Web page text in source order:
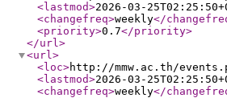
<lastmod>2026-03-
<changefreq>weekly</
<priority>0.7</priority>
</url>
<url>
<loc>http://mmw.ac.th/
<lastmod>2026-03-
<changefreq>weekly</